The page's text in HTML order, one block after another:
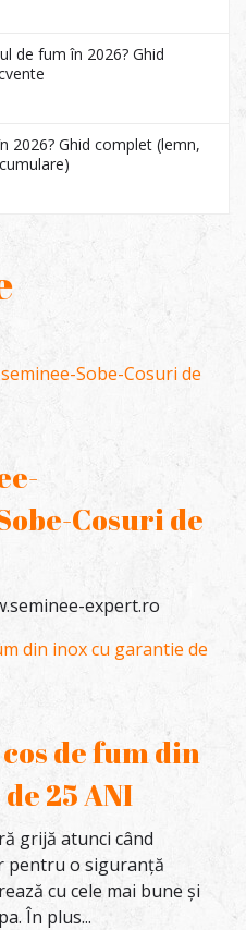
de fum în 2026? Ghid
2026? Ghid complet (lemn,
Cosuri de
expert.ro
de fum din
25 ANI
grijă atunci când
pentru o siguranță
cu cele mai bune și
În plus...